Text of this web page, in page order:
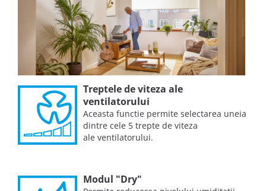
Treptele de viteza ale
ventilatorului
Aceasta functie permite selectarea uneia
dintre cele 5 trepte de viteza
ale ventilatorului.
Modul "Dry"